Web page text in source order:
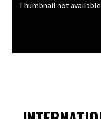
Thumbnail not available